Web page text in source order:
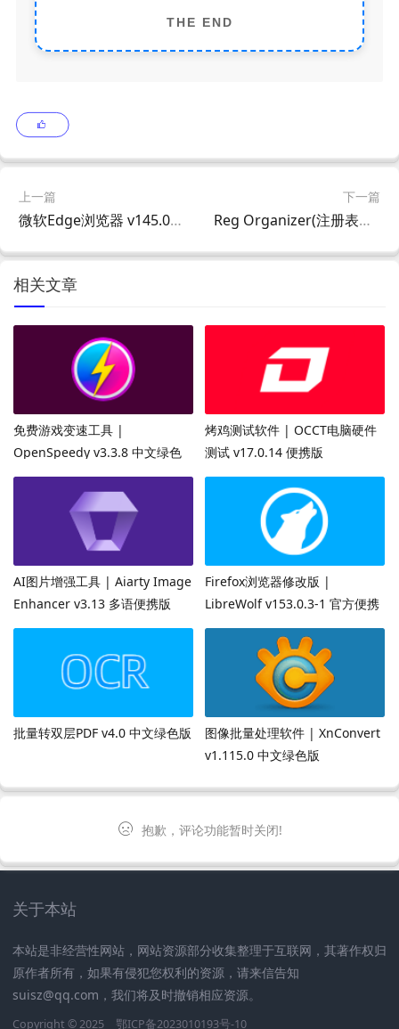
THE END
上一篇
微软Edge浏览器 v145.0.3800.97 官方正式版
下一篇
Reg Organizer(注册表整理工具) v9.91 多语便携版
相关文章
免费游戏变速工具 |
OpenSpeedy v3.3.8 中文绿色
版
烤鸡测试软件 | OCCT电脑硬件
测试 v17.0.14 便携版
AI图片增强工具 | Aiarty Image
Enhancer v3.13 多语便携版
Firefox浏览器修改版 |
LibreWolf v153.0.3-1 官方便携
版
批量转双层PDF v4.0 中文绿色版
图像批量处理软件 | XnConvert
v1.115.0 中文绿色版
抱歉，评论功能暂时关闭!
关于本站
本站是非经营性网站，网站资源部分收集整理于互联网，其著作权归
原作者所有，如果有侵犯您权利的资源，请来信告知
suisz@qq.com，我们将及时撤销相应资源。
Copyright © 2025 鄂ICP备2023010193号-10